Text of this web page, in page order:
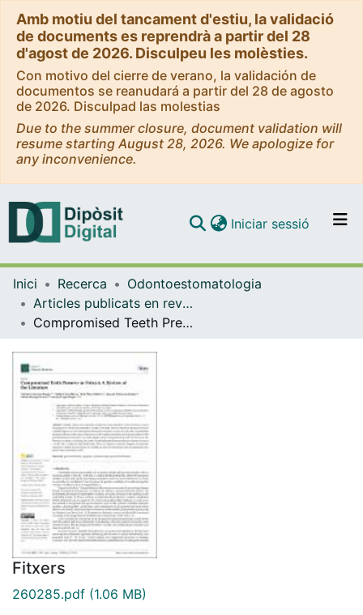
Amb motiu del tancament d'estiu, la validació
de documents es reprendrà a partir del 28
d'agost de 2026. Disculpeu les molèsties.
Con motivo del cierre de verano, la validación de
documentos se reanudará a partir del 28 de agosto
de 2026. Disculpad las molestias
Due to the summer closure, document validation will
resume starting August 28, 2026. We apologize for
any inconvenience.
Navega per tot el DD
Iniciar sessió (current)
Inici Recerca
Odontoestomatologia
Articles publicats en revistes (Odontoestomatologia)
Compromised Teeth Preserve or Extract: A Review of the Literature
Fitxers
260285.pdf (1.06 MB)